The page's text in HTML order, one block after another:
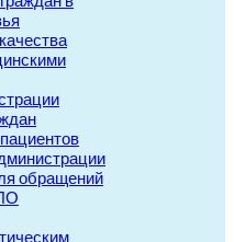
обращений